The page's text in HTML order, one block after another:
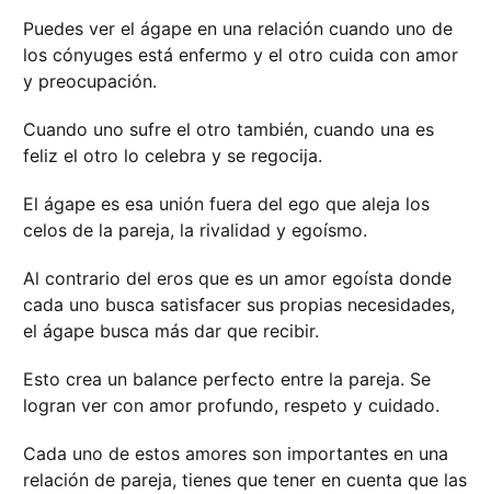
Puedes ver el ágape en una relación cuando uno de
los cónyuges está enfermo y el otro cuida con amor
y preocupación.
Cuando uno sufre el otro también, cuando una es
feliz el otro lo celebra y se regocija.
El ágape es esa unión fuera del ego que aleja los
celos de la pareja, la rivalidad y egoísmo.
Al contrario del eros que es un amor egoísta donde
cada uno busca satisfacer sus propias necesidades,
el ágape busca más dar que recibir.
Esto crea un balance perfecto entre la pareja. Se
logran ver con amor profundo, respeto y cuidado.
Cada uno de estos amores son importantes en una
relación de pareja, tienes que tener en cuenta que las